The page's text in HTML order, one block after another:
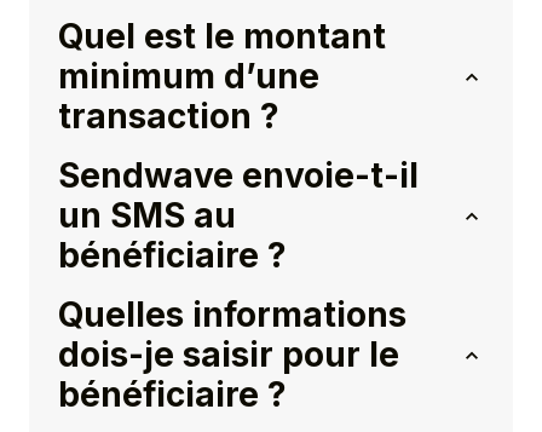
Quel est le montant
minimum d’une
transaction ?
Sendwave envoie-t-il
un SMS au
bénéficiaire ?
Quelles informations
dois-je saisir pour le
bénéficiaire ?